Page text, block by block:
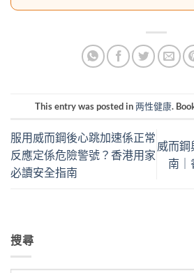
This entry was posted in两性健康.
服用威而鋼後心跳加速係正常
反應定係危險警號？香港用家
必讀安全指南
威而鋼
南｜
搜尋